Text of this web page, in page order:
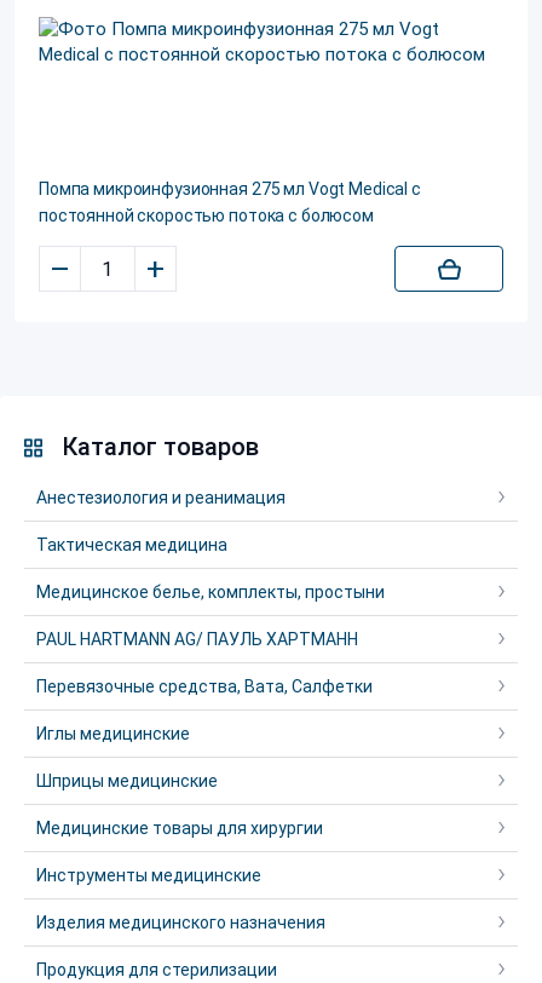
Помпа микроинфузионная 275 мл Vogt Medical с
постоянной скоростью потока с болюсом
– +
Каталог товаров
Анестезиология и реанимация
Тактическая медицина
Медицинское белье, комплекты, простыни
PAUL HARTMANN AG/ ПАУЛЬ ХАРТМАНН
Перевязочные средства, Вата, Салфетки
Иглы медицинские
Шприцы медицинские
Медицинские товары для хирургии
Инструменты медицинские
Изделия медицинского назначения
Продукция для стерилизации